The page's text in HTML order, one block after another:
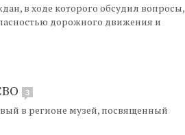
в ходе которого обсудил вопросы,
дорожного движения и
3
в регионе музей, посвященный